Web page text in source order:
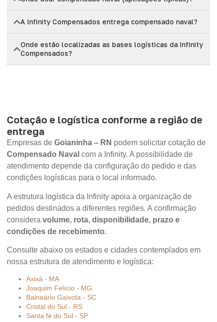
A Infinity Compensados entrega compensado naval?
Onde estão localizadas as bases logísticas da Infinity
Compensados?
Cotação e logística conforme a região de
entrega
Empresas de Goianinha – RN podem solicitar cotação de
Compensado Naval com a Infinity. A possibilidade de
atendimento depende da configuração do pedido e das
condições logísticas para o local informado.
A estrutura logística da Infinity apoia a organização de
pedidos destinados a diferentes regiões. A confirmação
considera volume, rota, disponibilidade, prazo e
condições de recebimento.
Consulte abaixo os estados e cidades contemplados em
nossa estrutura de atendimento e logística:
Axixá - MA
Joaquim Felício - MG
Balneário Gaivota - SC
Cristal do Sul - RS
Santa fé do Sul - SP